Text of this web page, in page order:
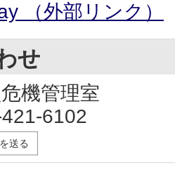
（外部リンク）
せ
機管理室
6102
送る